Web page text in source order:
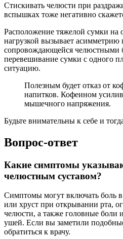
Стискивать челюсти при
вспышках тоже негативно
Расположение тяжелой сумки на
нагрузкой вызывает
сопровождающейся челюстными
перевешивание сумки с одного
ситуацию.
Полезным будет отказ от
напитков. Кофеином
мышечного напряжения.
Будьте внимательны к себе и
Вопрос-ответ
Какие симптомы
челюстным суставом?
Симптомы могут включать боль
или хруст при открывании рта,
челюсти, а также головные боли
ушей. Если вы заметили
обратиться к врачу.